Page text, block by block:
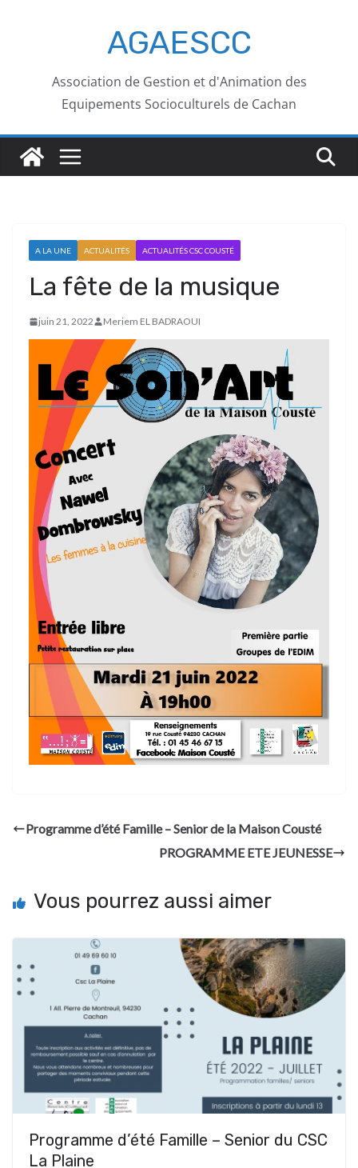
AGAESCC
Association de Gestion et d'Animation des
Equipements Socioculturels de Cachan
A LA UNE ACTUALITÉS ACTUALITÉS CSC COUSTÉ
La fête de la musique
juin 21, 2022 Meriem EL BADRAOUI
Programme d’été Famille – Senior de la Maison Cousté
PROGRAMME ETE JEUNESSE
Vous pourrez aussi aimer
Programme d’été Famille – Senior du CSC
La Plaine